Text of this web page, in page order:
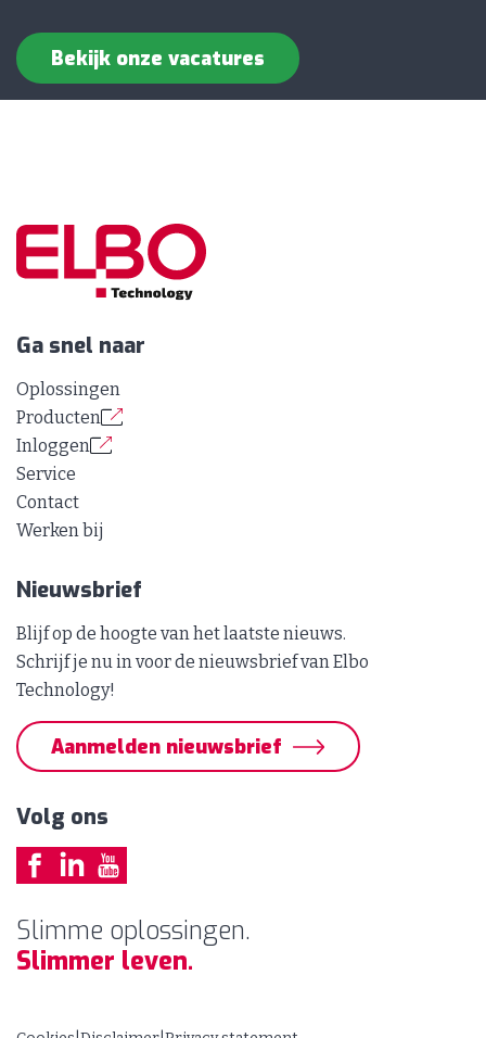
Bekijk onze vacatures
Ga snel naar
Oplossingen
Producten
Inloggen
Service
Contact
Werken bij
Nieuwsbrief
Blijf op de hoogte van het laatste nieuws.
Schrijf je nu in voor de nieuwsbrief van Elbo
Technology!
Aanmelden nieuwsbrief
Volg ons
Slimme oplossingen.
Slimmer leven.